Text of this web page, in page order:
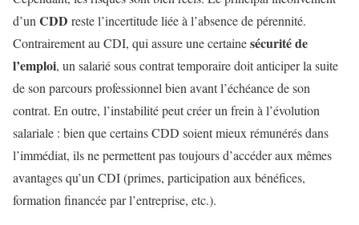
d’unCDD reste l’incertitude liée à l’absence de pérennité.
Contrairement au CDI, qui assure une certainesécurité de
l’emploi, un salarié sous contrat temporaire doit anticiper la suite
de son parcours professionnel bien avant l’échéance de son
contrat. En outre, l’instabilité peut créer un frein à l’évolution
salariale : bien que certains CDD soient mieux rémunérés dans
l’immédiat, ils ne permettent pas toujours d’accéder aux mêmes
avantages qu’un CDI (primes, participation aux bénéfices,
formation financée par l’entreprise, etc.).